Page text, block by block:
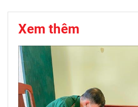
Xem thêm